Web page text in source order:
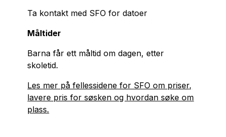
Ta kontakt med SFO for datoer
Måltider
Barna får ett måltid om dagen, etter
skoletid.
Les mer på fellessidene for SFO om priser,
lavere pris for søsken og hvordan søke om
plass.